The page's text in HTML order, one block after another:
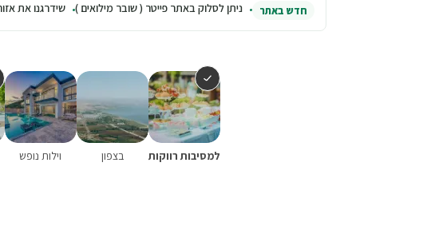
חדש באתר ניתן לסלוק באתר פייטר ( שובר מילואים ) שידרגנו את
למסיבות רווקות בצפון וילות נופש